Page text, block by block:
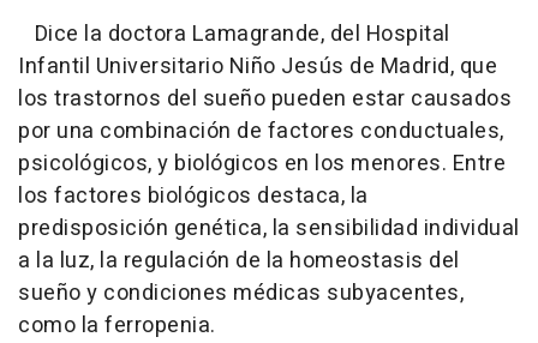
Dice la doctora Lamagrande, del Hospital
Infantil Universitario Niño Jesús de Madrid, que
los trastornos del sueño pueden estar causados
por una combinación de factores conductuales,
psicológicos, y biológicos en los menores. Entre
los factores biológicos destaca, la
predisposición genética, la sensibilidad individual
a la luz, la regulación de la homeostasis del
sueño y condiciones médicas subyacentes,
como la ferropenia.